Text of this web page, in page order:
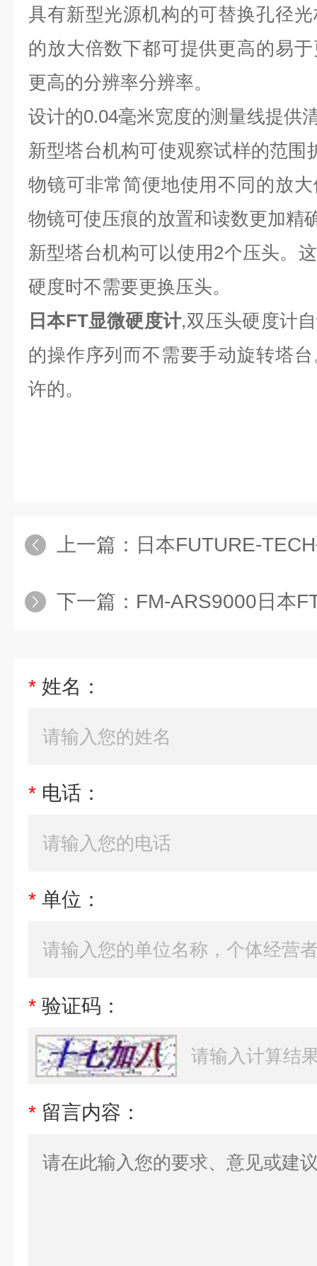
具有新型光源机构的可替换孔径
的放大倍数下都可提供更高的易
更高的分辨率分辨率。
设计的0.04毫米宽度的测量线提供
新型塔台机构可使观察试样的范围
物镜可非常简便地使用不同的放
物镜可使压痕的放置和读数更加精
新型塔台机构可以使用2个压头。
硬度时不需要更换压头。
日本FT显微硬度计,双压头硬度计
的操作序列而不需要手动旋转塔
许的。
上一篇： 日本FUTURE-
下一篇： FM-ARS9000日本FT-全
* 姓名：
* 电话：
* 单位：
* 验证码：
* 留言内容：